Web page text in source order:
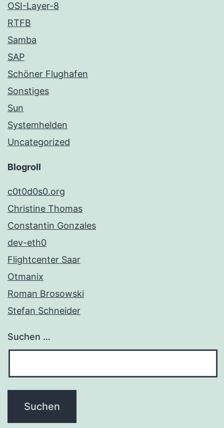
OSI-Layer-8
RTFB
Samba
SAP
Schöner Flughafen
Sonstiges
Sun
Systemhelden
Uncategorized
Blogroll
c0t0d0s0.org
Christine Thomas
Constantin Gonzales
dev-eth0
Flightcenter Saar
Otmanix
Roman Brosowski
Stefan Schneider
Suchen …